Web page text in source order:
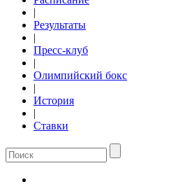
|
Результаты
|
Пресс-клуб
|
Олимпийский бокс
|
История
|
Ставки